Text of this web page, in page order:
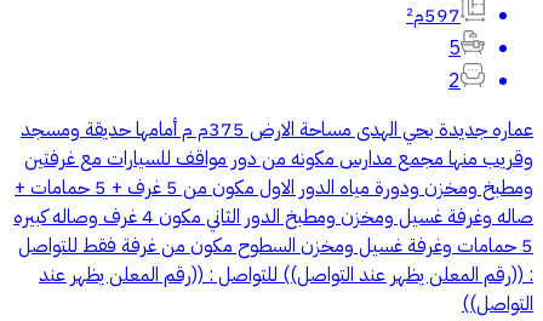
597م²
5
2
عماره جديدة بحي الهدى مساحة الارض 375م م أمامها حديقة ومسجد
وقريب منها مجمع مدارس مكونه من دور مواقف للسيارات مع غرفتين
ومطبخ ومخزن ودورة مياه الدور الاول مكون من 5 غرف + 5 حمامات +
صاله وغرفة غسيل ومخزن ومطبخ الدور الثاني مكون 4 غرف وصاله كبيره
5 حمامات وغرفة غسيل ومخزن السطوح مكون من غرفة فقط للتواصل
: ((رقم المعلن يظهر عند التواصل)) للتواصل : ((رقم المعلن يظهر عند
التواصل))